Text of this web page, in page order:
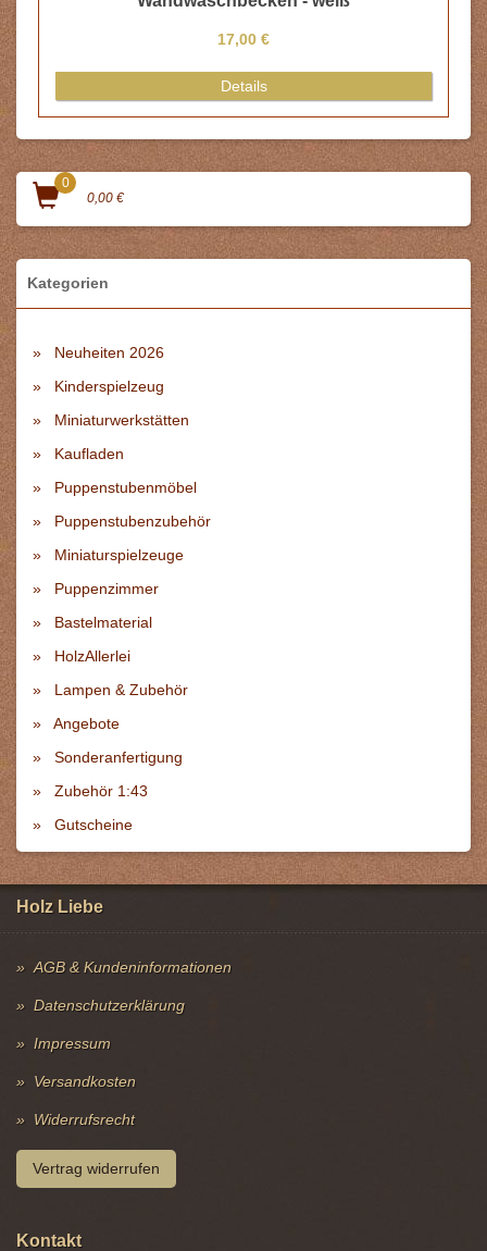
17,00 €
Details
0
0,00 €
Kategorien
Neuheiten 2026
Kinderspielzeug
Miniaturwerkstätten
Kaufladen
Puppenstubenmöbel
Puppenstubenzubehör
Miniaturspielzeuge
Puppenzimmer
Bastelmaterial
HolzAllerlei
Lampen & Zubehör
Angebote
Sonderanfertigung
Zubehör 1:43
Gutscheine
Holz Liebe
AGB & Kundeninformationen
Datenschutzerklärung
Impressum
Versandkosten
Widerrufsrecht
Vertrag widerrufen
Kontakt